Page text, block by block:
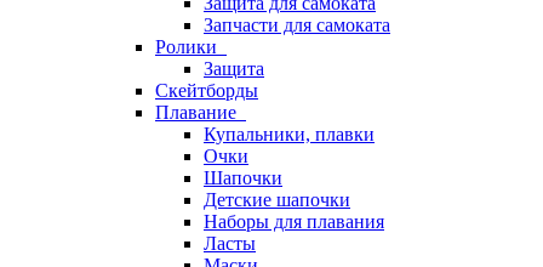
Запчасти для самоката
Ролики
Защита
Скейтборды
Плавание
Купальники, плавки
Очки
Шапочки
Детские шапочки
Наборы для плавания
Ласты